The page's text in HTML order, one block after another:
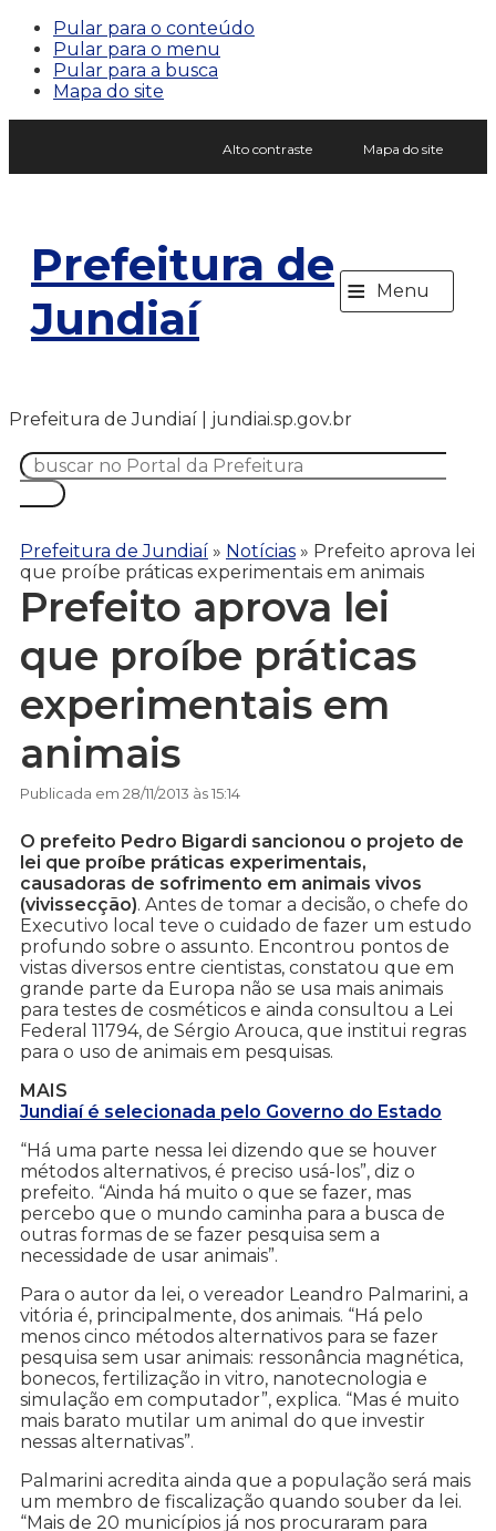
Pular para o conteúdo
Pular para o menu
Pular para a busca
Mapa do site
Alto contraste Mapa do site
Prefeitura de
Jundiaí
≡ Menu
Prefeitura de Jundiaí | jundiai.sp.gov.br
Prefeitura de Jundiaí » Notícias » Prefeito aprova lei
que proíbe práticas experimentais em animais
Prefeito aprova lei
que proíbe práticas
experimentais em
animais
Publicada em 28/11/2013 às 15:14
O prefeito Pedro Bigardi sancionou o projeto de
lei que proíbe práticas experimentais,
causadoras de sofrimento em animais vivos
(vivissecção). Antes de tomar a decisão, o chefe do
Executivo local teve o cuidado de fazer um estudo
profundo sobre o assunto. Encontrou pontos de
vistas diversos entre cientistas, constatou que em
grande parte da Europa não se usa mais animais
para testes de cosméticos e ainda consultou a Lei
Federal 11794, de Sérgio Arouca, que institui regras
para o uso de animais em pesquisas.
MAIS
Jundiaí é selecionada pelo Governo do Estado
“Há uma parte nessa lei dizendo que se houver
métodos alternativos, é preciso usá-los”, diz o
prefeito. “Ainda há muito o que se fazer, mas
percebo que o mundo caminha para a busca de
outras formas de se fazer pesquisa sem a
necessidade de usar animais”.
Para o autor da lei, o vereador Leandro Palmarini, a
vitória é, principalmente, dos animais. “Há pelo
menos cinco métodos alternativos para se fazer
pesquisa sem usar animais: ressonância magnética,
bonecos, fertilização in vitro, nanotecnologia e
simulação em computador”, explica. “Mas é muito
mais barato mutilar um animal do que investir
nessas alternativas”.
Palmarini acredita ainda que a população será mais
um membro de fiscalização quando souber da lei.
“Mais de 20 municípios já nos procuraram para